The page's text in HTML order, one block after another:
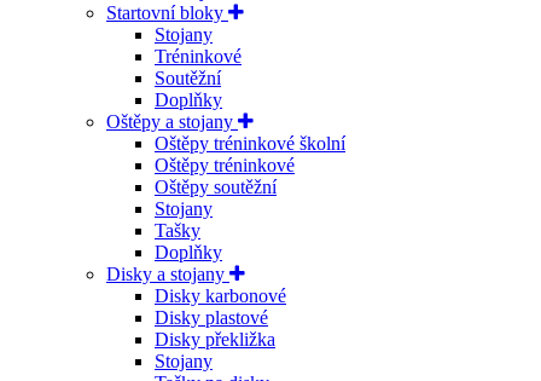
Startovní bloky
Stojany
Tréninkové
Soutěžní
Doplňky
Oštěpy a stojany
Oštěpy tréninkové školní
Oštěpy tréninkové
Oštěpy soutěžní
Stojany
Tašky
Doplňky
Disky a stojany
Disky karbonové
Disky plastové
Disky překližka
Stojany